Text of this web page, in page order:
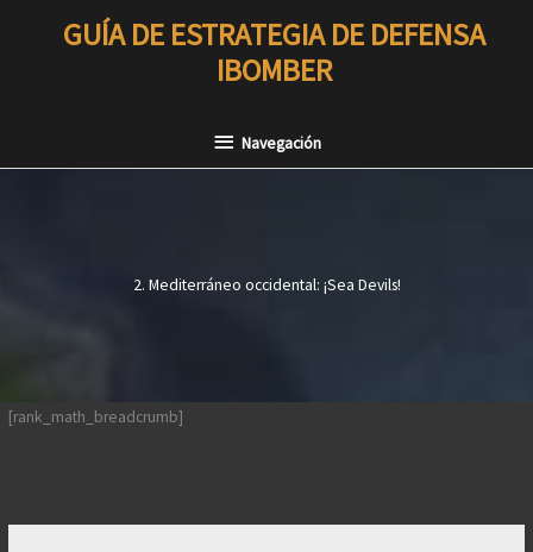
GUÍA DE ESTRATEGIA DE DEFENSA
IBOMBER
Navegación
Navegación
2. Mediterráneo occidental: ¡Sea Devils!
[rank_math_breadcrumb]